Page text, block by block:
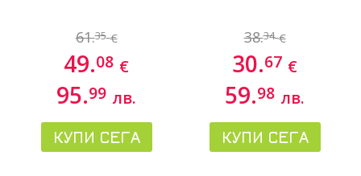
61.35 €
49.08 €
95.99 лв.
КУПИ СЕГА
38.34 €
30.67 €
59.98 лв.
КУПИ СЕГА